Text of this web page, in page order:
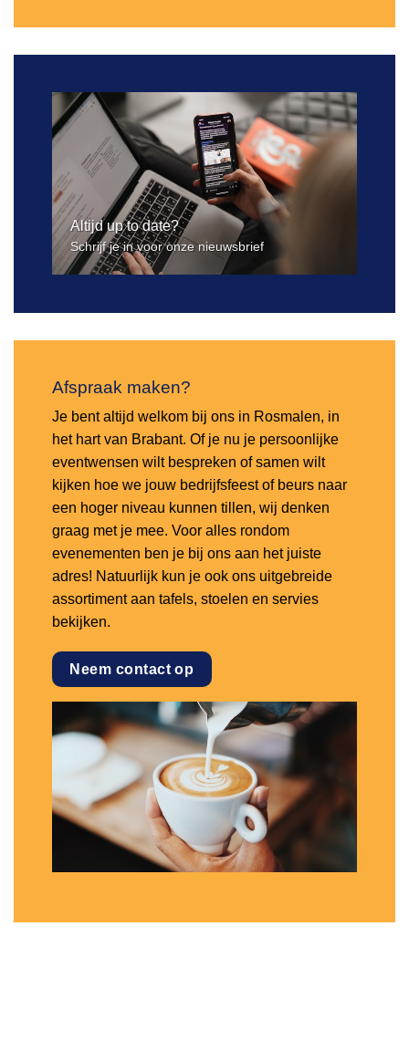
Altijd up to date?
Schrijf je in voor onze nieuwsbrief
Afspraak maken?
Je bent altijd welkom bij ons in Rosmalen, in
het hart van Brabant. Of je nu je persoonlijke
eventwensen wilt bespreken of samen wilt
kijken hoe we jouw bedrijfsfeest of beurs naar
een hoger niveau kunnen tillen, wij denken
graag met je mee. Voor alles rondom
evenementen ben je bij ons aan het juiste
adres! Natuurlijk kun je ook ons uitgebreide
assortiment aan tafels, stoelen en servies
bekijken.
Neem contact op